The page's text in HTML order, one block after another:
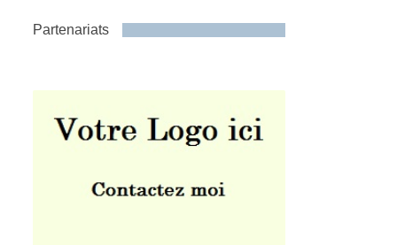
Partenariats